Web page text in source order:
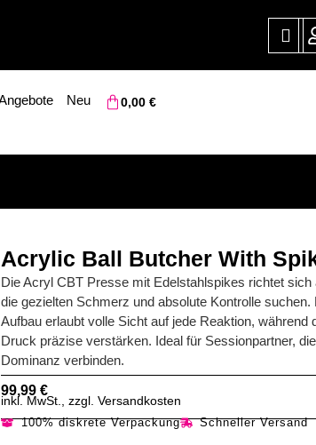
Neu 0,00 €
Acrylic Ball Butcher With
Die Acryl CBT Presse mit Edelstahlspikes richtet sich
die gezielten Schmerz und absolute Kontrolle suchen.
Aufbau erlaubt volle Sicht auf jede Reaktion, während
Druck präzise verstärken. Ideal für Sessionpartner,
Dominanz verbinden.
99,99 €
inkl. MwSt., zzgl. Versandkosten
100% diskrete Verpackung Schneller Versand